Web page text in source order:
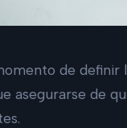
de definir
asegurarse de